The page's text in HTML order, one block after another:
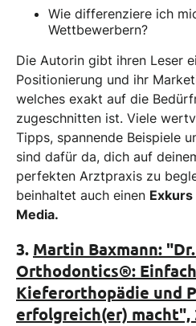
Wie differenziere ich
Wettbewerbern?
Die Autorin gibt ihren Leser
Positionierung und ihr
welches exakt auf die
zugeschnitten ist. Viele
Tipps, spannende Beispiele
sind dafür da, dich auf
perfekten Arztpraxis zu
beinhaltet auch einen Exkurs
Media.
3. Martin Baxmann:
Orthodontics®:
Kieferorthopädie und
erfolgreich(er) macht",